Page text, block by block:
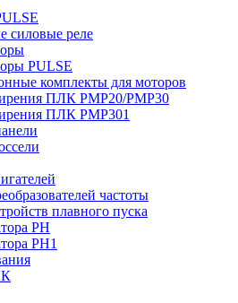
силовые реле
PULSE
комплекты для моторов
ПЛК PMP20/PMP30
ПЛК PMP301
частоты
плавного пуска
PH
PH1